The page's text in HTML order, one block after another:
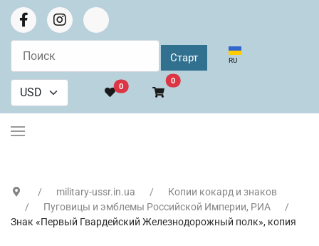
Выберите язык
RU
0
0В корзину
military-ussr.in.ua
Копии кокард и знаков
Пуговицы и эмблемы Российской Империи, РИА
Знак «Первый Гвардейский Железнодорожный полк», копия